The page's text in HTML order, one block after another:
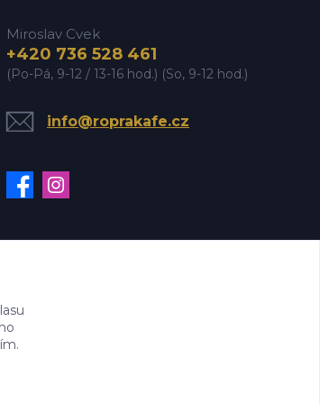
Miroslav Cvek
+420 736 528 461
(Po-Pá, 9-12 / 13-16 hod.) (So, 9-12 hod.)
info@roprakafe.cz